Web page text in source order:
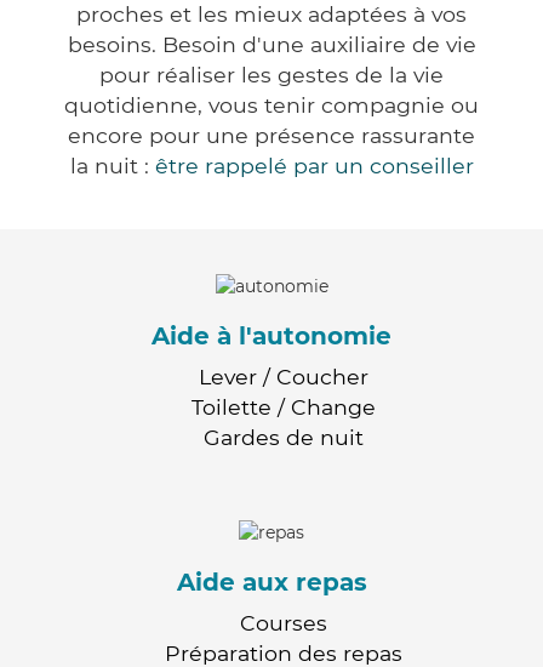
proches et les mieux adaptées à vos
besoins. Besoin d'une auxiliaire de vie
pour réaliser les gestes de la vie
quotidienne, vous tenir compagnie ou
encore pour une présence rassurante
la nuit : être rappelé par un conseiller
Aide à l'autonomie
Lever / Coucher
Toilette / Change
Gardes de nuit
Aide aux repas
Courses
Préparation des repas